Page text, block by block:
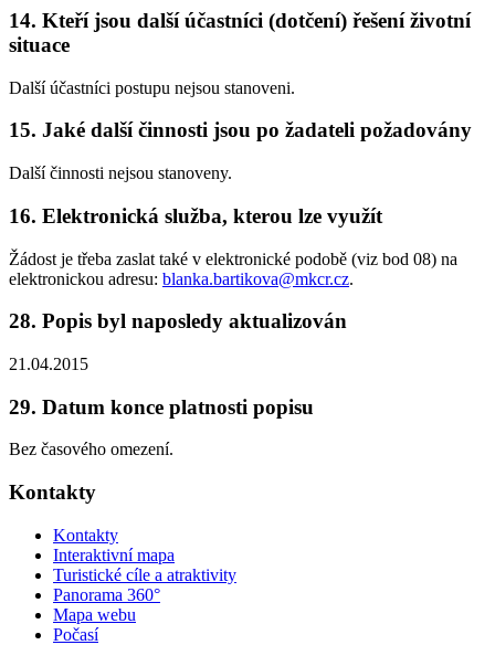
14. Kteří jsou další účastníci (dotčení) řešení životní
situace
Další účastníci postupu nejsou stanoveni.
15. Jaké další činnosti jsou po žadateli požadovány
Další činnosti nejsou stanoveny.
16. Elektronická služba, kterou lze využít
Žádost je třeba zaslat také v elektronické podobě (viz bod 08) na
elektronickou adresu: blanka.bartikova@mkcr.cz.
28. Popis byl naposledy aktualizován
21.04.2015
29. Datum konce platnosti popisu
Bez časového omezení.
Kontakty
Kontakty
Interaktivní mapa
Turistické cíle a atraktivity
Panorama 360°
Mapa webu
Počasí